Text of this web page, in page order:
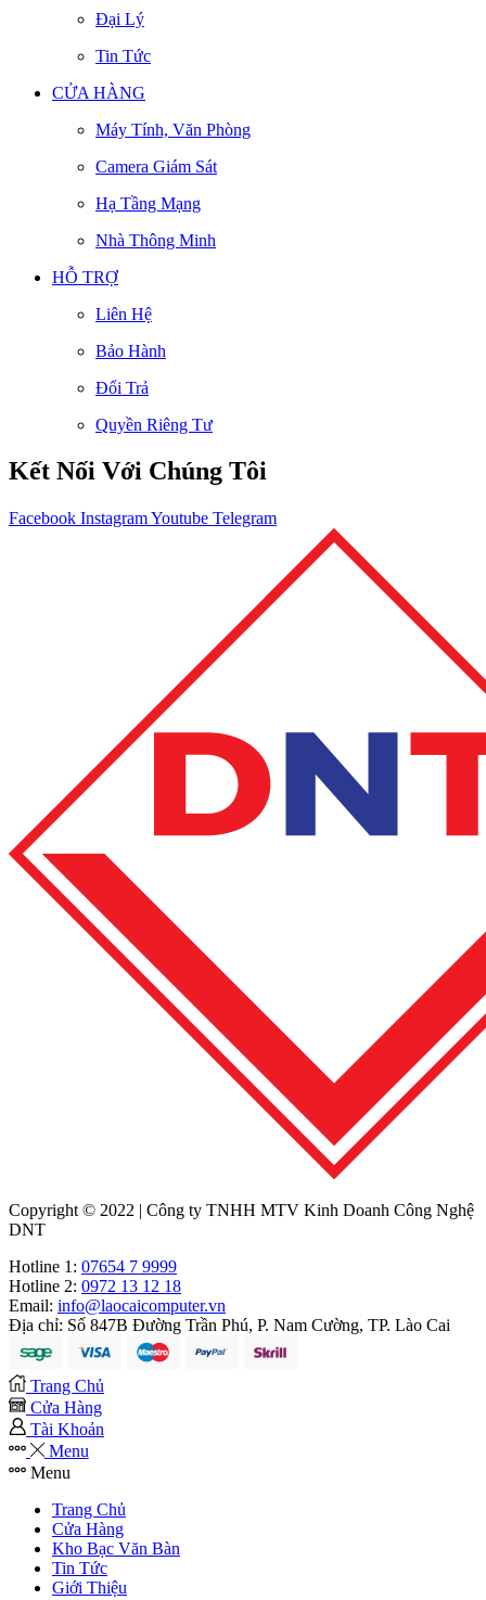
Đại Lý
Tin Tức
CỬA HÀNG
Máy Tính, Văn Phòng
Camera Giám Sát
Hạ Tầng Mạng
Nhà Thông Minh
HỖ TRỢ
Liên Hệ
Bảo Hành
Đổi Trả
Quyền Riêng Tư
Kết Nối Với Chúng Tôi
Facebook InstagramYoutube Telegram
Copyright © 2022 | Công ty TNHH MTV Kinh Doanh Công Nghệ
DNT
Hotline 1: 07654 7 9999
Hotline 2: 0972 13 12 18
Email: info@laocaicomputer.vn
Địa chỉ: Số 847B Đường Trần Phú, P. Nam Cường, TP. Lào Cai
Trang Chủ
Cửa Hàng
Tài Khoản
Menu
Menu
Trang Chủ
Cửa Hàng
Kho Bạc Văn Bàn
Tin Tức
Giới Thiệu